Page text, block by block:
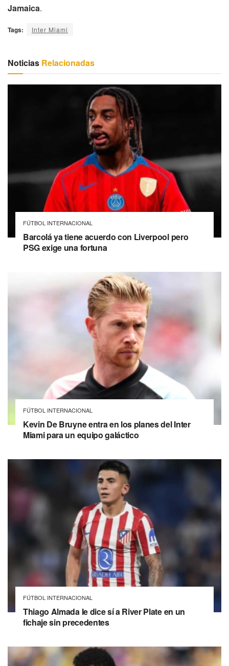
Jamaica.
Tags: Inter Miami
Noticias Relacionadas
FÚTBOL INTERNACIONAL
Barcolá ya tiene acuerdo con Liverpool pero
PSG exige una fortuna
FÚTBOL INTERNACIONAL
Kevin De Bruyne entra en los planes del Inter
Miami para un equipo galáctico
FÚTBOL INTERNACIONAL
Thiago Almada le dice sí a River Plate en un
fichaje sin precedentes